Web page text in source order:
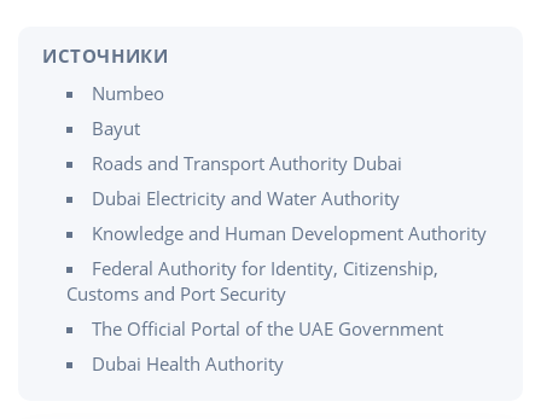
ИСТОЧНИКИ
Numbeo
Bayut
Roads and Transport Authority Dubai
Dubai Electricity and Water Authority
Knowledge and Human Development Authority
Federal Authority for Identity, Citizenship,
Customs and Port Security
The Official Portal of the UAE Government
Dubai Health Authority